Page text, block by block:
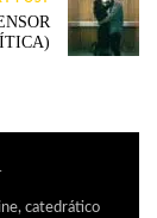
catedrático